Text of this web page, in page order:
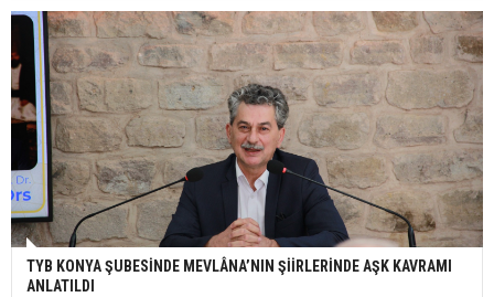
TYB KONYA ŞUBESİNDE MEVLÂNA’NIN ŞİİRLERİNDE AŞK KAVRAMI
ANLATILDI